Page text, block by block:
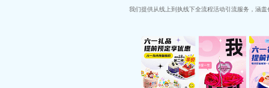
我们提供从线上到执线下全流程活动引流服务，涵